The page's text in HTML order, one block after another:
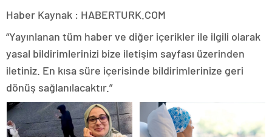
Haber Kaynak : HABERTURK.COM
“Yayınlanan tüm haber ve diğer içerikler ile ilgili olarak
yasal bildirimlerinizi bize iletişim sayfası üzerinden
iletiniz. En kısa süre içerisinde bildirimlerinize geri
dönüş sağlanılacaktır.”